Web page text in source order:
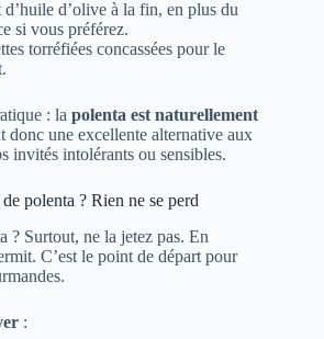
d’olive à la fin, en plus du
si vous préférez.
torréfiées concassées pour le
: la polenta est naturellement
donc une excellente alternative aux
invités intolérants ou sensibles.
polenta ? Rien ne se perd
? Surtout, ne la jetez pas. En
C’est le point de départ pour
: